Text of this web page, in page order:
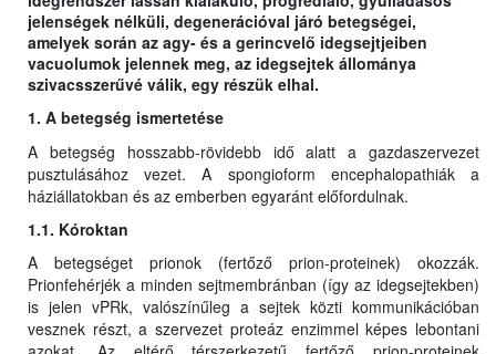
jelenségek nélküli, degenerációval járó betegségei,
amelyek során az agy- és a gerincvelő idegsejtjeiben
vacuolumok jelennek meg, az idegsejtek állománya
szivacsszerűvé válik, egy részük elhal.
1. A betegség ismertetése
A betegség hosszabb-rövidebb idő alatt a gazdaszervezet
pusztulásához vezet. A spongioform encephalopathiák a
háziállatokban és az emberben egyaránt előfordulnak.
1.1. Kóroktan
A betegséget prionok (fertőző prion-proteinek) okozzák.
Prionfehérjék a minden sejtmembránban (így az idegsejtekben)
is jelen vPRk, valószínűleg a sejtek közti kommunikációban
vesznek részt, a szervezet proteáz enzimmel képes lebontani